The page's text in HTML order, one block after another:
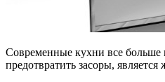
Современные кухни все больше
предотвратить засоры,